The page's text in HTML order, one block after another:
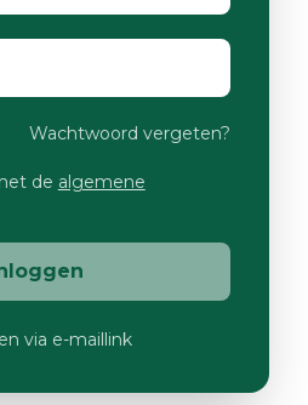
Wachtwoord vergeten?
de algemene
via e-maillink